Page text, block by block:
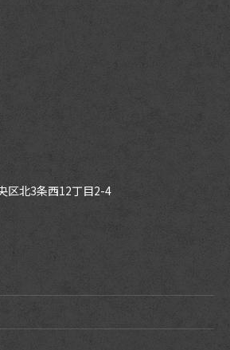
区北3条西12丁目2-4